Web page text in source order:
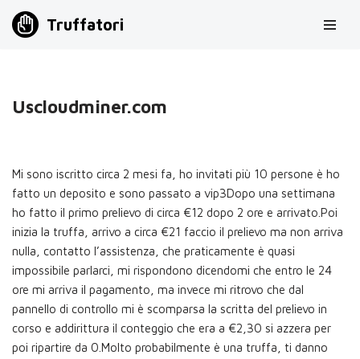
Truffatori
Uscloudminer.com
Mi sono iscritto circa 2 mesi fa, ho invitati più 10 persone è ho
fatto un deposito e sono passato a vip3Dopo una settimana
ho fatto il primo prelievo di circa €12 dopo 2 ore e arrivato.Poi
inizia la truffa, arrivo a circa €21 faccio il prelievo ma non arriva
nulla, contatto l’assistenza, che praticamente è quasi
impossibile parlarci, mi rispondono dicendomi che entro le 24
ore mi arriva il pagamento, ma invece mi ritrovo che dal
pannello di controllo mi è scomparsa la scritta del prelievo in
corso e addirittura il conteggio che era a €2,30 si azzera per
poi ripartire da 0.Molto probabilmente è una truffa, ti danno